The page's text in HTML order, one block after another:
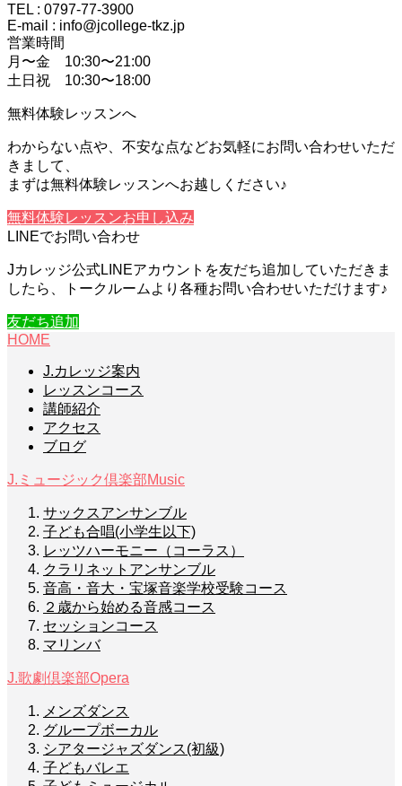
TEL : 0797-77-3900
E-mail : info@jcollege-tkz.jp
営業時間
月〜金 10:30〜21:00
土日祝 10:30〜18:00
無料体験レッスンへ
わからない点や、不安な点などお気軽にお問い合わせいただ
きまして、
まずは無料体験レッスンへお越しください♪
無料体験レッスンお申し込み
LINEでお問い合わせ
Jカレッジ公式LINEアカウントを友だち追加していただきま
したら、トークルームより各種お問い合わせいただけます♪
友だち追加
HOME
J.カレッジ案内
レッスンコース
講師紹介
アクセス
ブログ
J.ミュージック倶楽部Music
サックスアンサンブル
子ども合唱(小学生以下)
レッツハーモニー（コーラス）
クラリネットアンサンブル
音高・音大・宝塚音楽学校受験コース
２歳から始める音感コース
セッションコース
マリンバ
J.歌劇倶楽部Opera
メンズダンス
グループボーカル
シアタージャズダンス(初級)
子どもバレエ